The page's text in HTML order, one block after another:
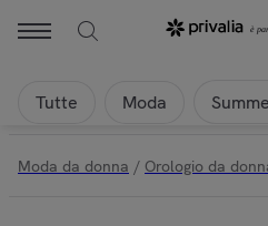
Tutte Moda
Moda da donna / Orologio da